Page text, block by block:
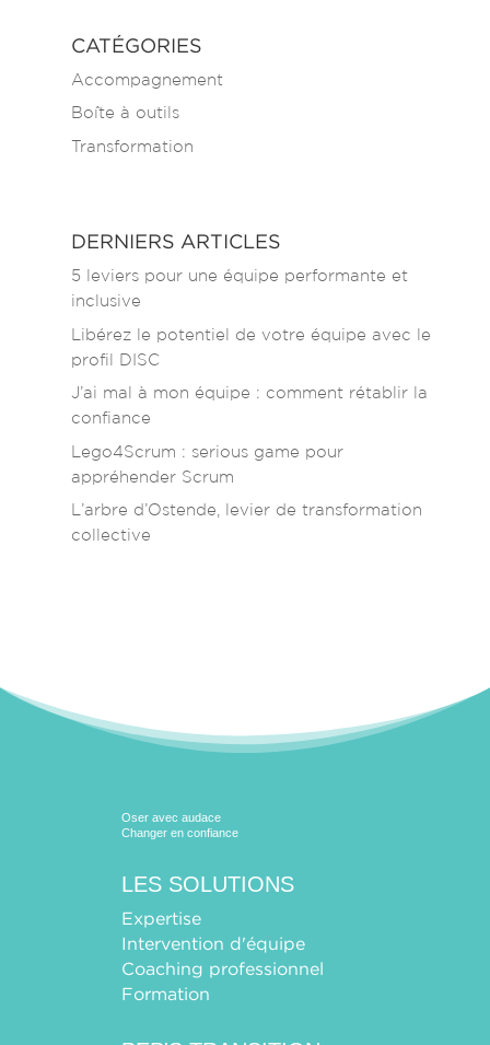
CATÉGORIES
Accompagnement
Boîte à outils
Transformation
DERNIERS ARTICLES
5 leviers pour une équipe performante et
inclusive
Libérez le potentiel de votre équipe avec le
profil DISC
J’ai mal à mon équipe : comment rétablir la
confiance
Lego4Scrum : serious game pour
appréhender Scrum
L’arbre d’Ostende, levier de transformation
collective
Oser avec audace
Changer en confiance
LES SOLUTIONS
Expertise
Intervention d'équipe
Coaching professionnel
Formation